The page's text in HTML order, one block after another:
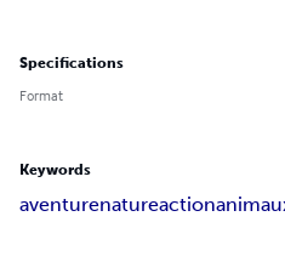
Specifications
Format
Keywords
aventurenatureaction